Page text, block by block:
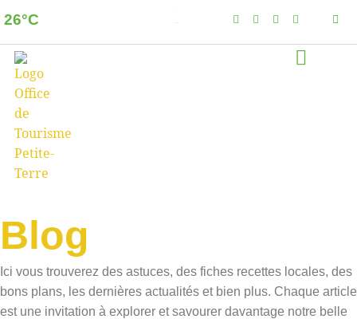
26°C
Blog
Ici vous trouverez des astuces, des fiches recettes locales, des
bons plans, les dernières actualités et bien plus. Chaque article
est une invitation à explorer et savourer davantage notre belle